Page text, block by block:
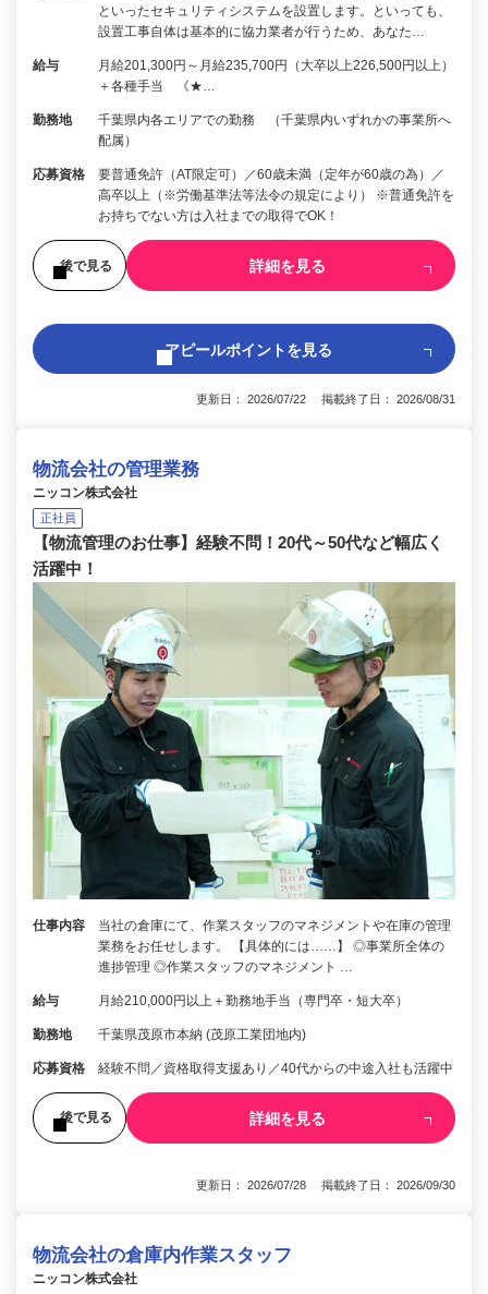
といったセキュリティシステムを設置します。といっても、
設置工事自体は基本的に協力業者が行うため、あなた…
給与
月給201,300円～月給235,700円（大卒以上226,500円以上）
＋各種手当 《★…
勤務地
千葉県内各エリアでの勤務 （千葉県内いずれかの事業所へ
配属）
応募資格
要普通免許（AT限定可）／60歳未満（定年が60歳の為）／
高卒以上（※労働基準法等法令の規定により） ※普通免許を
お持ちでない方は入社までの取得でOK！
後で見る 詳細を見る
アピールポイントを見る
更新日： 2026/07/22 掲載終了日： 2026/08/31
物流会社の管理業務
ニッコン株式会社
正社員
【物流管理のお仕事】経験不問！20代～50代など幅広く
活躍中！
仕事内容
当社の倉庫にて、作業スタッフのマネジメントや在庫の管理
業務をお任せします。 【具体的には……】 ◎事業所全体の
進捗管理 ◎作業スタッフのマネジメント …
給与 月給210,000円以上＋勤務地手当（専門卒・短大卒）
勤務地 千葉県茂原市本納 (茂原工業団地内)
応募資格 経験不問／資格取得支援あり／40代からの中途入社も活躍中
後で見る 詳細を見る
更新日： 2026/07/28 掲載終了日： 2026/09/30
物流会社の倉庫内作業スタッフ
ニッコン株式会社